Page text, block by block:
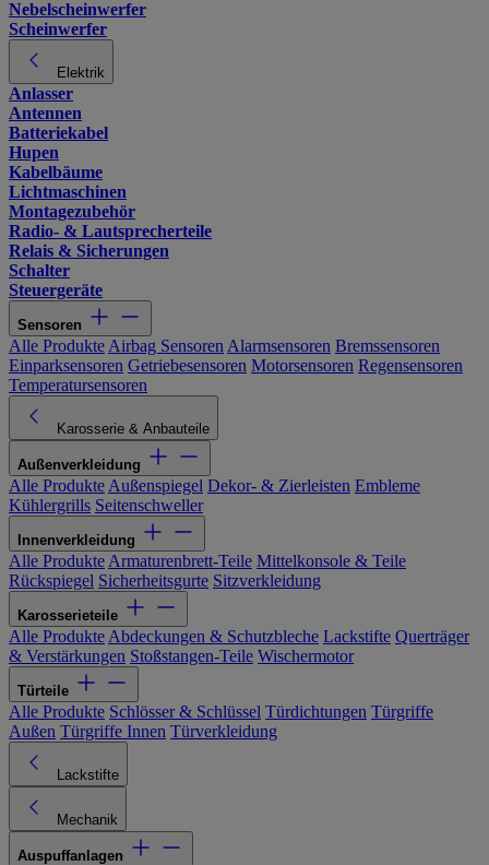
Nebelscheinwerfer
Scheinwerfer
Elektrik
Anlasser
Antennen
Batteriekabel
Hupen
Kabelbäume
Lichtmaschinen
Montagezubehör
Radio- & Lautsprecherteile
Relais & Sicherungen
Schalter
Steuergeräte
Sensoren
Alle Produkte Airbag Sensoren Alarmsensoren Bremssensoren
Einparksensoren Getriebesensoren Motorsensoren Regensensoren
Temperatursensoren
Karosserie & Anbauteile
Außenverkleidung
Alle Produkte Außenspiegel Dekor- & Zierleisten Embleme
Kühlergrills Seitenschweller
Innenverkleidung
Alle Produkte Armaturenbrett-Teile Mittelkonsole & Teile
Rückspiegel Sicherheitsgurte Sitzverkleidung
Karosserieteile
Alle Produkte Abdeckungen & Schutzbleche Lackstifte Querträger
& Verstärkungen Stoßstangen-Teile Wischermotor
Türteile
Alle Produkte Schlösser & Schlüssel Türdichtungen Türgriffe
Außen Türgriffe Innen Türverkleidung
Lackstifte
Mechanik
Auspuffanlagen